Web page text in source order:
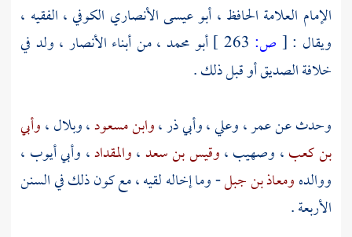
الإمام العلامة الحافظ ، أبو عيسى الأنصاري الكوفي ، الفقيه ،
ويقال : [ ص: أبو محمد ، من أبناء الأنصار ، ولد في
خلافة الصديق أو قبل ذلك .
وحدث عنعمر،وعلي،وأبي ذر،وابن مسعود،وبلال،وأبي
بن كعب، وصهيب،وقيس بن سعد،والمقداد، وأبي أيوب ،
ووالدهومعاذ بن جبل- وما إخاله لقيه ، مع كون ذلك في السنن
الأربعة .